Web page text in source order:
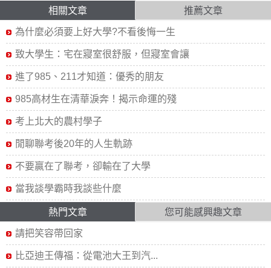
相關文章 推薦文章
為什麼必須要上好大學?不看後悔一生
致大學生：宅在寢室很舒服，但寢室會讓
進了985、211才知道：優秀的朋友
985高材生在清華淚奔！揭示命運的殘
考上北大的農村學子
閒聊聯考後20年的人生軌跡
不要贏在了聯考，卻輸在了大學
當我談學霸時我談些什麼
熱門文章 您可能感興趣文章
請把笑容帶回家
比亞迪王傳福：從電池大王到汽...